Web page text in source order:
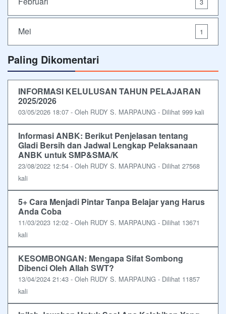
Mei 1
Paling Dikomentari
INFORMASI KELULUSAN TAHUN PELAJARAN
2025/2026
03/05/2026 18:07 - Oleh RUDY S. MARPAUNG - Dilihat 999 kali
Informasi ANBK: Berikut Penjelasan tentang
Gladi Bersih dan Jadwal Lengkap Pelaksanaan
ANBK untuk SMP&SMA/K
23/08/2022 12:54 - Oleh RUDY S. MARPAUNG - Dilihat 27568
kali
5+ Cara Menjadi Pintar Tanpa Belajar yang Harus
Anda Coba
11/03/2023 12:02 - Oleh RUDY S. MARPAUNG - Dilihat 13671
kali
KESOMBONGAN: Mengapa Sifat Sombong
Dibenci Oleh Allah SWT?
13/04/2024 21:43 - Oleh RUDY S. MARPAUNG - Dilihat 11857
kali